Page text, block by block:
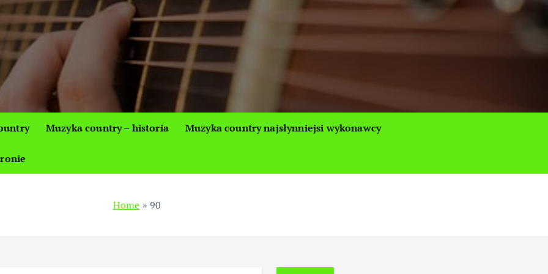
Muzyka country – historia Muzyka country najsłynniejsi wykonawcy
Home » 90